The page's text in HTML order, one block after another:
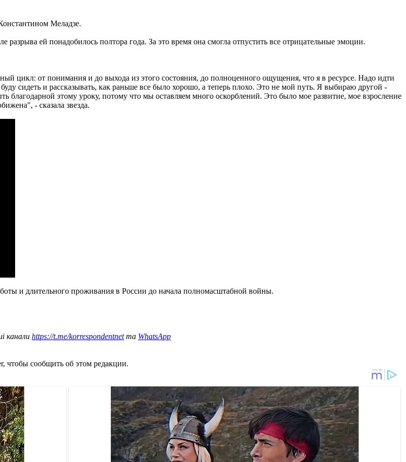
Меладзе.
ей понадобилось полтора года. За это время она смогла отпустить все отрицательные эмоции.
цикл: от понимания и до выхода из этого состояния, до полноценного ощущения, что я в ресурсе. Надо идти
сидеть и рассказывать, как раньше все было хорошо, а теперь плохо. Это не мой путь. Я выбираю другой -
благодарной этому уроку, потому что мы оставляем много оскорблений. Это было мое развитие, мое взросление
- сказала звезда.
и длительного проживания в России до начала полномасштабной войны.
канали https://t.me/korrespondentnetта WhatsApp
чтобы сообщить об этом редакции.